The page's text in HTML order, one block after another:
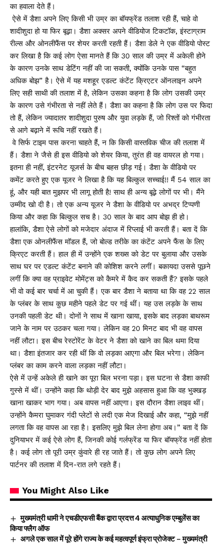
का हवाला देते हैं।
ऐसे में डैशा अपने लिए किसी भी उम्र का बॉयफ्रेंड तलाश रही हैं, चाहे वो
शादीशुदा हो या फिर बूढ़ा। डैशा अक्सर अपने वीडियोज टिकटॉक, इंस्टाग्राम
रील्स और ओनलीफैंस पर शेयर करती रहती हैं। डैशा डेले ने एक वीडियो पोस्ट
कर लिखा है कि कई लोग ऐसा मानते हैं कि 30 साल की उम्र में अकेली होने
के कारण उनके साथ डेटिंग नहीं की जा सकती, क्योंकि उनके पास “बहुत
अधिक बोझ” है। ऐसे में यह मशहूर एडल्ट कंटेंट क्रिएटर ऑनलाइन अपने
लिए सही साथी की तलाश में है, लेकिन उसका कहना है कि लोग उसकी उम्र
के कारण उसे गंभीरता से नहीं लेते हैं। डैशा का कहना है कि लोग उस पर फिदा
तो हैं, लेकिन ज्यादातर शादीशुदा पुरुष और युवा लड़के हैं, जो रिश्तों को गंभीरता
से आगे बढ़ाने में रूचि नहीं रखते हैं।
वे सिर्फ टाइम पास करना चाहते हैं, न कि किसी वास्तविक चीज की तलाश में
हैं। डैशा ने जैसे ही इस वीडियो को शेयर किया, तुरंत ही वह वायरल हो गया।
इतना ही नहीं, इंटरनेट यूजर्स के बीच बहस छीड़ गई। डैशा के वीडियो पर
कमेंट करते हुए एक यूजर ने लिखा है कि यह बिल्कुल सच्चाई!! मैं 54 साल का
हूं, और यही बात मुझपर भी लागू होती है! साथ ही अन्य बूढ़े लोगों पर भी। मैंने
उम्मीद खो दी है। तो एक अन्य यूजर ने डैशा के वीडियो पर अभद्र टिप्पणी
किया और कहा कि बिल्कुल सच है। 30 साल के बाद आप बोझ ही हो।
हालांकि, डैशा ऐसे लोगों को मजेदार अंदाज में रिप्लाई भी करती हैं। बता दें कि
डैशा एक ओनलीफैंस मॉडल हैं, जो बोल्ड तरीके का कंटेंट अपने फैंस के लिए
क्रिएट करती हैं। हाल ही में उन्होंने एक शख्स को डेट पर बुलाया और उसके
साथ घर पर एडल्ट कंटेंट बनाने की कोशिश करने लगीं। बकायदा उससे पूछने
लगीं कि क्या वह प्राइवेट मोमेंट्स को कैमरे में कैद कर सकती हैं? इसके पहले
भी वो कई बार चर्चा में आ चुकी हैं। एक बार डैशा ने बताया था कि वह 22 साल
के प्लंबर के साथ कुछ महीने पहले डेट पर गई थीं। यह उस लड़के के साथ
उनकी पहली डेट थी। दोनों ने साथ में खाना खाया, इसके बाद लड़का बाथरूम
जाने के नाम पर उठकर चला गया। लेकिन वह 20 मिनट बाद भी वह वापस
नहीं लौटा। इस बीच रेस्टोरेंट के वेटर ने डैशा को खाने का बिल थमा दिया
था। डैशा इंतजार कर रही थीं कि वो लड़का आएगा और बिल भरेगा। लेकिन
प्लंबर का काम करने वाला लड़का नहीं लौटा।
ऐसे में उन्हें अकेले ही खाने का पूरा बिल भरना पड़ा। इस घटना से डैशा काफी
गुस्से में थीं। उन्होंने कहा कि थोड़ी देर बाद मुझे अहसास हुआ कि वह भुक्खड़
खाना खाकर भाग गया। अब वापस नहीं आएगा। इस दौरान डैशा लाइव थीं।
उन्होंने कैमरा घुमाकर गंदी प्लेटों से लदी एक मेज दिखाई और कहा, “मुझे नहीं
लगता कि वह वापस आ रहा है। इसलिए मुझे बिल लेना होगा अब।” बता दें कि
दुनियाभर में कई ऐसे लोग हैं, जिनकी कोई गर्लफ्रेंड या फिर बॉयफ्रेंड नहीं होता
है। कई लोग तो पूरी उम्र कुंवारे ही रह जाते हैं। तो कुछ लोग अपने लिए
पार्टनर की तलाश में दिन-रात लगे रहते हैं।
You Might Also Like
मुख्यमंत्री धामी ने एचडीएफसी बैंक द्वारा प्रदत्त 4 अत्याधुनिक एम्बुलेंस का
किया फ्लैग ऑफ
अगले एक साल में पूरे होंगे राज्य के कई महत्वपूर्ण इंफ्रा प्रोजेक्ट – मुख्यमंत्री